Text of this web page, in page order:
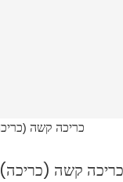
כריכה קשה (כריכה)